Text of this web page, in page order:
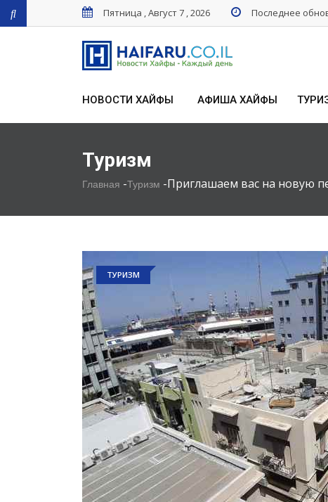
Пятница , Август 7 , 2026 Последнее
НОВОСТИ ХАЙФЫ АФИША ХАЙФЫ
Туризм
Главная -Туризм -Приглашаем вас на новую
ТУРИЗМ